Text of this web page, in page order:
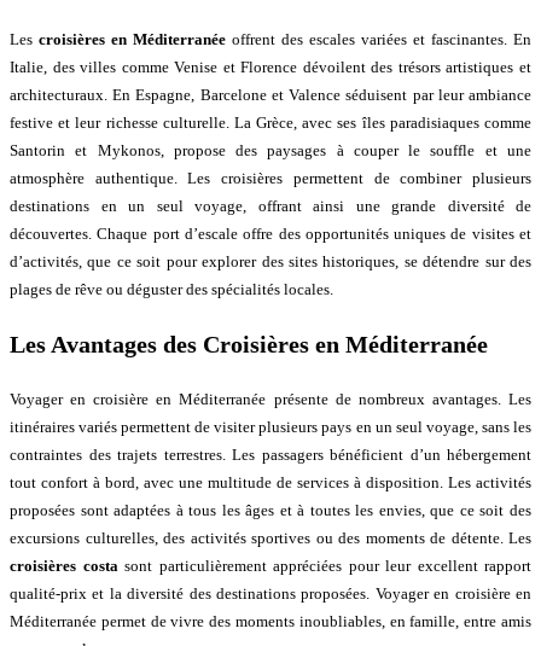
Les croisières en Méditerranée offrent des escales variées et fascinantes. En
Italie, des villes comme Venise et Florence dévoilent des trésors artistiques et
architecturaux. En Espagne, Barcelone et Valence séduisent par leur ambiance
festive et leur richesse culturelle. La Grèce, avec ses îles paradisiaques comme
Santorin et Mykonos, propose des paysages à couper le souffle et une
atmosphère authentique. Les croisières permettent de combiner plusieurs
destinations en un seul voyage, offrant ainsi une grande diversité de
découvertes. Chaque port d’escale offre des opportunités uniques de visites et
d’activités, que ce soit pour explorer des sites historiques, se détendre sur des
plages de rêve ou déguster des spécialités locales.
Les Avantages des Croisières en Méditerranée
Voyager en croisière en Méditerranée présente de nombreux avantages. Les
itinéraires variés permettent de visiter plusieurs pays en un seul voyage, sans les
contraintes des trajets terrestres. Les passagers bénéficient d’un hébergement
tout confort à bord, avec une multitude de services à disposition. Les activités
proposées sont adaptées à tous les âges et à toutes les envies, que ce soit des
excursions culturelles, des activités sportives ou des moments de détente. Les
croisières costa sont particulièrement appréciées pour leur excellent rapport
qualité-prix et la diversité des destinations proposées. Voyager en croisière en
Méditerranée permet de vivre des moments inoubliables, en famille, entre amis